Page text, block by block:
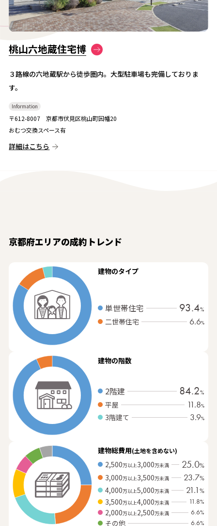
桃山六地蔵住宅博
３路線の六地蔵駅から徒歩圏内。大型駐車場も完備しておりま
す。
Information
〒612-8007 京都市伏見区桃山町因幡20
おむつ交換スペース有
詳細はこちら
京都府エリアの成約トレンド
建物のタイプ
単世帯住宅 93.4%
二世帯住宅 6.6%
建物の階数
2階建 84.2%
平屋 11.8%
3階建て 3.9%
建物総費用(土地を含めない)
2,500万以上3,000万未満 25.0%
3,000万以上3,500万未満 23.7%
4,000万以上5,000万未満 21.1%
3,500万以上4,000万未満 11.8%
2,000万以上2,500万未満 6.6%
その他 6.6%